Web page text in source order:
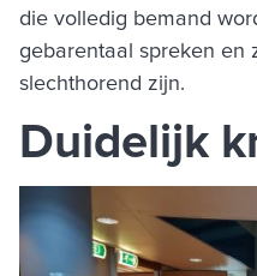
die volledig bemand
gebarentaal spreken en
slechthorend zijn.
Duidelijk